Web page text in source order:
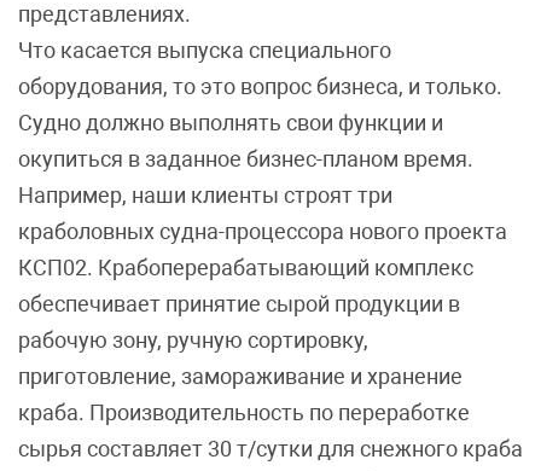
представлениях.
Что касается выпуска специального
оборудования, то это вопрос бизнеса, и только.
Судно должно выполнять свои функции и
окупиться в заданное бизнес-планом время.
Например, наши клиенты строят три
краболовных судна-процессора нового проекта
КСП02. Крабоперерабатывающий комплекс
обеспечивает принятие сырой продукции в
рабочую зону, ручную сортировку,
приготовление, замораживание и хранение
краба. Производительность по переработке
сырья составляет 30 т/сутки для снежного краба